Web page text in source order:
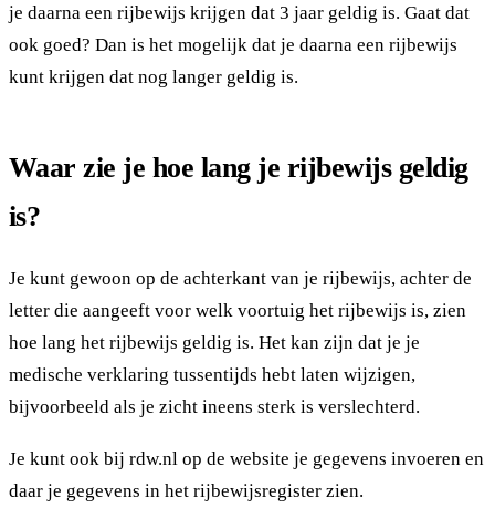
je daarna een rijbewijs krijgen dat 3 jaar geldig is. Gaat dat
ook goed? Dan is het mogelijk dat je daarna een rijbewijs
kunt krijgen dat nog langer geldig is.
Waar zie je hoe lang je rijbewijs geldig
is?
Je kunt gewoon op de achterkant van je rijbewijs, achter de
letter die aangeeft voor welk voortuig het rijbewijs is, zien
hoe lang het rijbewijs geldig is. Het kan zijn dat je je
medische verklaring tussentijds hebt laten wijzigen,
bijvoorbeeld als je zicht ineens sterk is verslechterd.
Je kunt ook bij rdw.nl op de website je gegevens invoeren en
daar je gegevens in het rijbewijsregister zien.